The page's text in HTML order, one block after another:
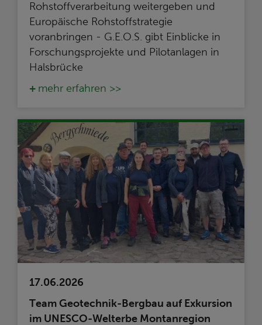
Rohstoffverarbeitung weitergeben und
Europäische Rohstoffstrategie
voranbringen - G.E.O.S. gibt Einblicke in
Forschungsprojekte und Pilotanlagen in
Halsbrücke
mehr erfahren >>
17.06.2026
Team Geotechnik-Bergbau auf Exkursion
im UNESCO-Welterbe Montanregion